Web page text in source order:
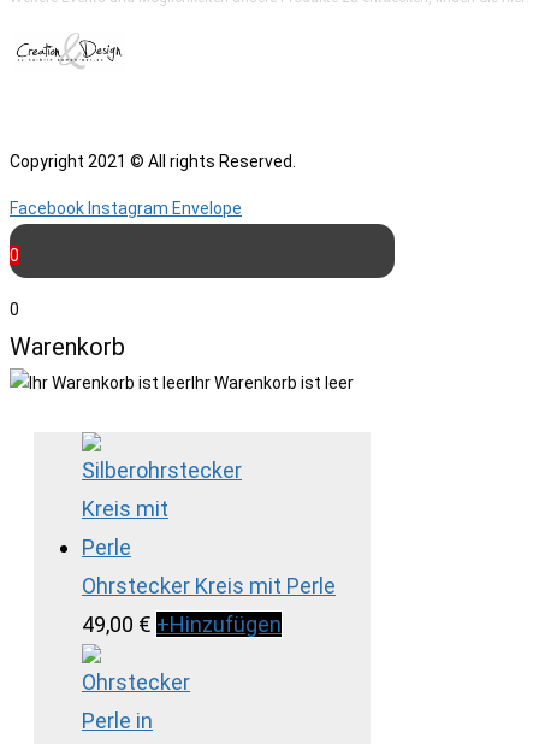
Copyright 2021 © All rights Reserved.
Facebook Instagram Envelope
0
0
Warenkorb
Ihr Warenkorb ist leer
Ohrstecker Kreis mit Perle
49,00 € +Hinzufügen